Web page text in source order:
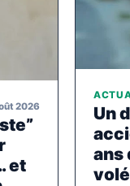
2026
et
Un
ans